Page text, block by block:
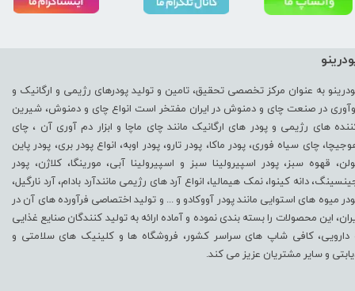
به عنوان مرکز تخصصی تحقیق، تامین و تولید پودرهای رژیمی و ارگانیک و
در صنعت چای و دمنوش در ایران مفتخر است انواع چای و دمنوش، شیرین
های رژیمی و پودر های ارگانیک مانند چای ماچا و ابزار دم آوری آن ، چای
چای سیاه فوری، پودر ماکا، پودر تارو، پودر اوبه، انواع پودر بری، پودر پاین
قهوه سبز، پودر اسپیرولینا سبز و اسپیرولینا آبی، مورینگا، کلاژن، پودر
دانه کینوا، نمک هیمالیا، انواع آرد های رژیمی مانندآرد بادام، آرد نارگیل،
میوه های استوایی مانند پودر آووکادو و ... و تولید اختصاصی فرآورده های آن در
این محصولات را بسته بندی نموده و آماده ارائه به تولید کنندگان صنایع غذایی
دارویی، کافی شاپ های سراسر کشور، فروشگاه ها و کلینیک های سلامتی و
و سایر مشتریان عزیز می کند.